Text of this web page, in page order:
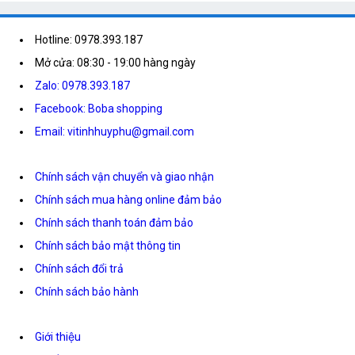
Hotline: 0978.393.187
Mở cửa: 08:30 - 19:00 hàng ngày
Zalo: 0978.393.187
Facebook: Boba shopping
Email: vitinhhuyphu@gmail.com
Chính sách vận chuyển và giao nhận
Chính sách mua hàng online đảm bảo
Chính sách thanh toán đảm bảo
Chính sách bảo mật thông tin
Chính sách đổi trả
Chính sách bảo hành
Giới thiệu